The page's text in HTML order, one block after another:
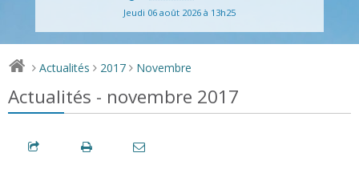
Jeudi 06 août 2026 à 13h25
> Actualités > 2017 > Novembre
Actualités - novembre 2017